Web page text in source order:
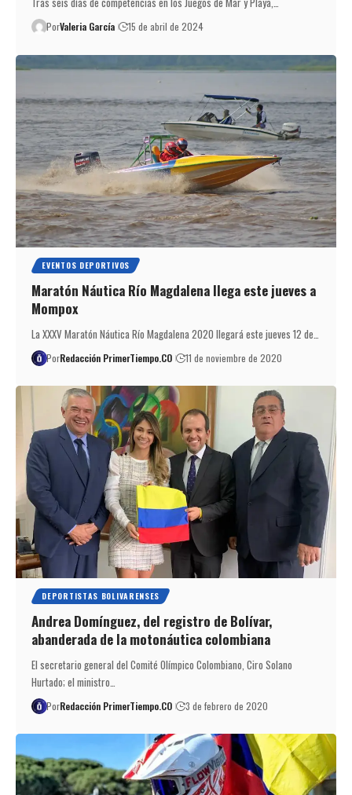
PorValeria García 15 de abril de 2024
EVENTOS DEPORTIVOS
Maratón Náutica Río Magdalena llega este jueves a
Mompox
La XXXV Maratón Náutica Río Magdalena 2020 llegará este jueves 12 de…
PorRedacción PrimerTiempo.CO 11 de noviembre de 2020
DEPORTISTAS BOLIVARENSES
Andrea Domínguez, del registro de Bolívar,
abanderada de la motonáutica colombiana
El secretario general del Comité Olímpico Colombiano, Ciro Solano
Hurtado; el ministro…
PorRedacción PrimerTiempo.CO 3 de febrero de 2020